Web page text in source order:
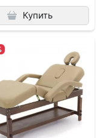
Купить